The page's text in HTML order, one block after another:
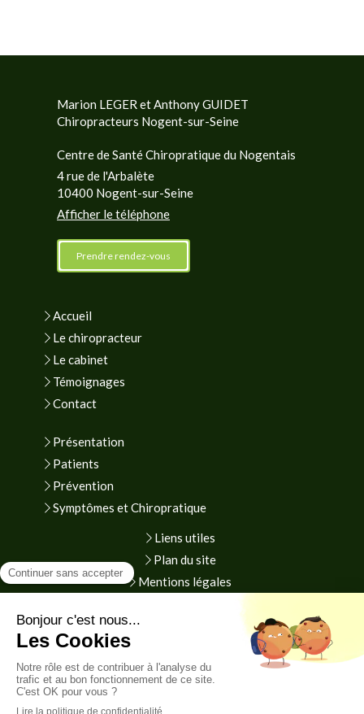
Marion LEGER et Anthony GUIDET
Chiropracteurs Nogent-sur-Seine
Centre de Santé Chiropratique du Nogentais
4 rue de l'Arbalète
10400 Nogent-sur-Seine
Afficher le téléphone
Prendre rendez-vous
Accueil
Le chiropracteur
Le cabinet
Témoignages
Contact
Présentation
Patients
Prévention
Symptômes et Chiropratique
Liens utiles
Plan du site
Mentions légales
Prendre rendez-vous en ligne